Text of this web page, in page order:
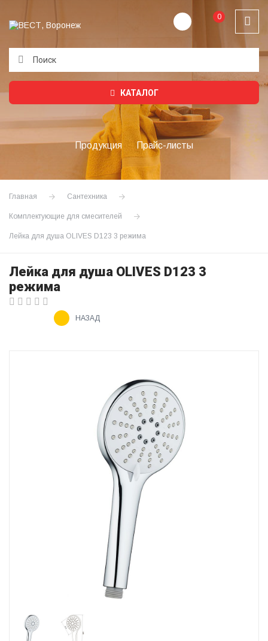
0
КАТАЛОГ
Продукция Прайс-листы
Главная Сантехника
Комплектующие для смесителей
Лейка для душа OLIVES D123 3 режима
Лейка для душа OLIVES D123 3
режима
НАЗАД